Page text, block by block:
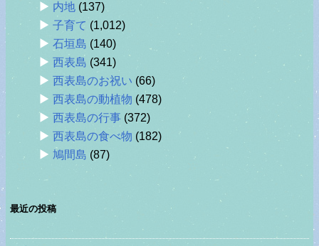
内地 (137)
子育て (1,012)
石垣島 (140)
西表島 (341)
西表島のお祝い (66)
西表島の動植物 (478)
西表島の行事 (372)
西表島の食べ物 (182)
鳩間島 (87)
最近の投稿